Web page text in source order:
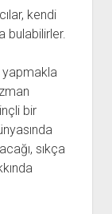
kendi
bulabilirler.
yapmakla
bir
sıkça